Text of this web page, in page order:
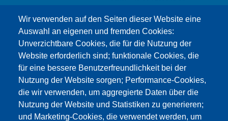
Wir verwenden auf den Seiten dieser Website eine
Auswahl an eigenen und fremden Cookies:
Unverzichtbare Cookies, die für die Nutzung der
Website erforderlich sind; funktionale Cookies, die
für eine bessere Benutzerfreundlichkeit bei der
Nutzung der Website sorgen; Performance-Cookies,
die wir verwenden, um aggregierte Daten über die
Nutzung der Website und Statistiken zu generieren;
und Marketing-Cookies, die verwendet werden, um
info@testing.de
Этот материал заблокирован, потому что
файлы cookie Google Maps не были приняты.